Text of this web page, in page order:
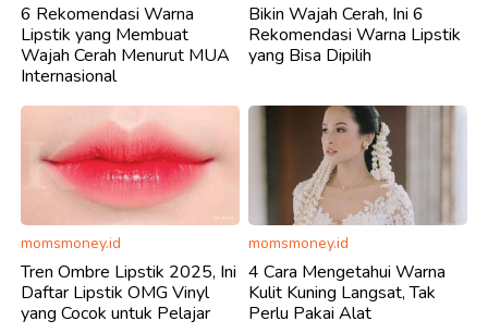
6 Rekomendasi Warna
Lipstik yang Membuat
Wajah Cerah Menurut MUA
Internasional
Bikin Wajah Cerah, Ini 6
Rekomendasi Warna Lipstik
yang Bisa Dipilih
momsmoney.id
Tren Ombre Lipstik​ 2025, Ini
Daftar Lipstik OMG Vinyl
yang Cocok untuk Pelajar
momsmoney.id
4 Cara Mengetahui Warna
Kulit Kuning Langsat, Tak
Perlu Pakai Alat